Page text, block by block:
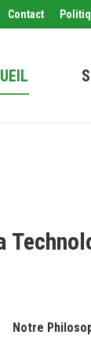
Contact
Notre